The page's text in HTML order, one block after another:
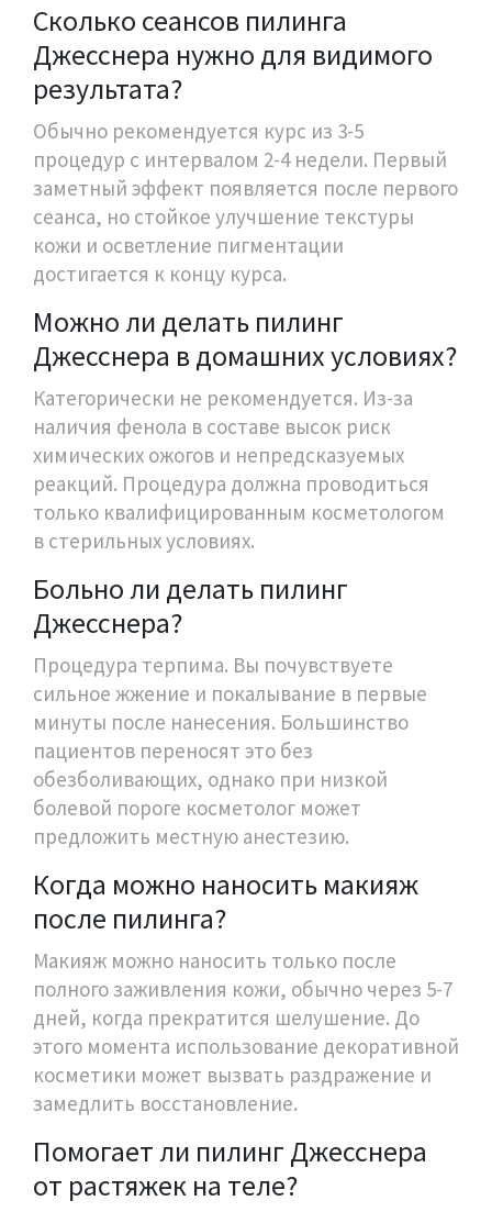
Сколько сеансов пилинга
Джесснера нужно для видимого
результата?
Обычно рекомендуется курс из 3-5
процедур с интервалом 2-4 недели. Первый
заметный эффект появляется после первого
сеанса, но стойкое улучшение текстуры
кожи и осветление пигментации
достигается к концу курса.
Можно ли делать пилинг
Джесснера в домашних условиях?
Категорически не рекомендуется. Из-за
наличия фенола в составе высок риск
химических ожогов и непредсказуемых
реакций. Процедура должна проводиться
только квалифицированным косметологом
в стерильных условиях.
Больно ли делать пилинг
Джесснера?
Процедура терпима. Вы почувствуете
сильное жжение и покалывание в первые
минуты после нанесения. Большинство
пациентов переносят это без
обезболивающих, однако при низкой
болевой пороге косметолог может
предложить местную анестезию.
Когда можно наносить макияж
после пилинга?
Макияж можно наносить только после
полного заживления кожи, обычно через 5-7
дней, когда прекратится шелушение. До
этого момента использование декоративной
косметики может вызвать раздражение и
замедлить восстановление.
Помогает ли пилинг Джесснера
от растяжек на теле?